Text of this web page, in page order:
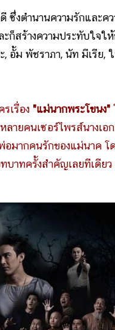
ซึ่งตำนานความรักและค
ก็สร้างความประทับใจใ
อั้ม พัชราภา, นัท มีเรีย,
เรื่อง "แม่นากพระโขนง"
ายคนเซอร์ไพรส์นางเอ
มากคนรักของแม่นาค โ
บาทครั้งสำคัญเลยทีเดียว